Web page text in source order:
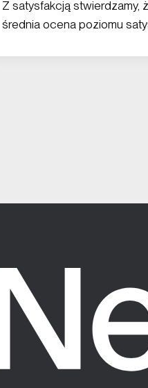
Z satysfakcją stwierdzamy,
średnia ocena poziomu